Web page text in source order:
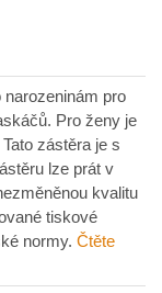
pro
Pro ženy je
zástěra je s
lze prát v
kvalitu
tiskové
normy. Čtěte